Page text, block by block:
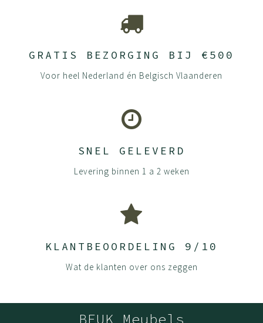
GRATIS BEZORGING BIJ €500
Voor heel Nederland én Belgisch Vlaanderen
SNEL GELEVERD
Levering binnen 1 a 2 weken
KLANTBEOORDELING 9/10
Wat de klanten over ons zeggen
BEUK Meubels